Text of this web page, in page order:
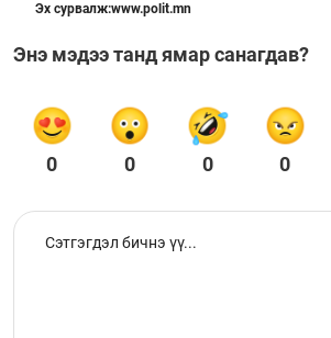
Эх сурвалж:www.polit.mn
Энэ мэдээ танд ямар санагдав?
0 0 0 0